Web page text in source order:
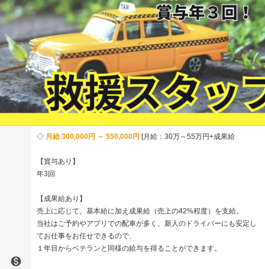

月給 300,000円 ～ 550,000円 月給：30万～55万円+成果給
【賞与あり】
年3回
【成果給あり】
売上に応じて、基本給に加え成果給（売上の42%程度）を支給。
当社はご予約やアプリでの配車が多く、新人のドライバーにも安定し
てお仕事をお任せできるので、
１年目からベテランと同様の給与を得ることができます。